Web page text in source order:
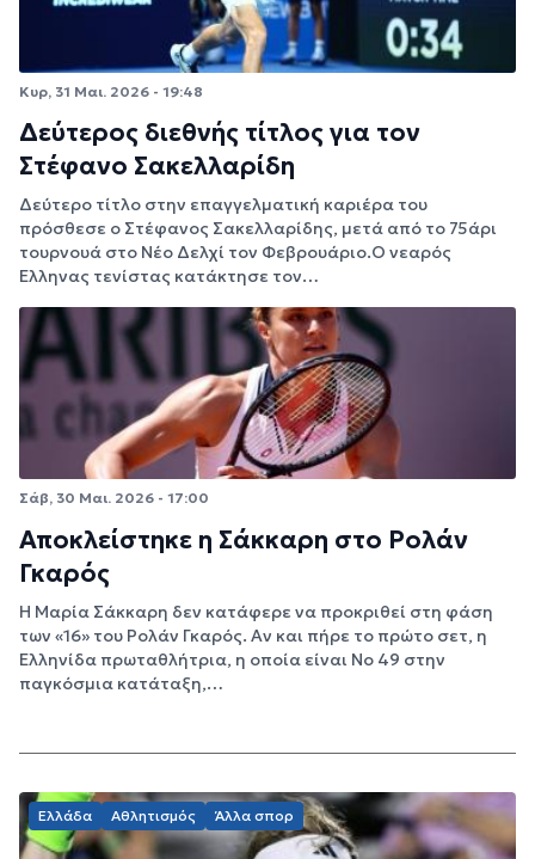
Κυρ, 31 Μαι. 2026 - 19:48
Δεύτερος διεθνής τίτλος για τον
Στέφανο Σακελλαρίδη
Δεύτερο τίτλο στην επαγγελματική καριέρα του
πρόσθεσε ο Στέφανος Σακελλαρίδης, μετά από το 75άρι
τουρνουά στο Νέο Δελχί τον Φεβρουάριο.Ο νεαρός
Έλληνας τενίστας κατάκτησε τον…
Σάβ, 30 Μαι. 2026 - 17:00
Αποκλείστηκε η Σάκκαρη στο Ρολάν
Γκαρός
Η Μαρία Σάκκαρη δεν κατάφερε να προκριθεί στη φάση
των «16» του Ρολάν Γκαρός. Αν και πήρε το πρώτο σετ, η
Ελληνίδα πρωταθλήτρια, η οποία είναι Νο 49 στην
παγκόσμια κατάταξη,…
Ελλάδα Αθλητισμός Άλλα σπορ